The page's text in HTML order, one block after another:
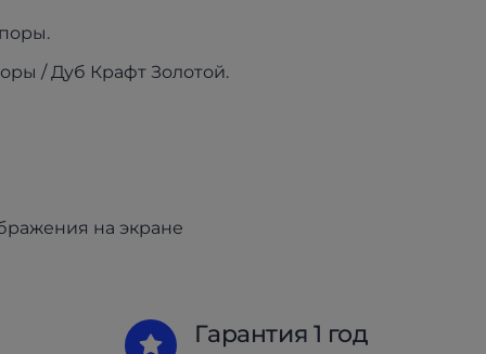
/ Дуб Крафт Золотой.
на экране
Гарантия 1 год